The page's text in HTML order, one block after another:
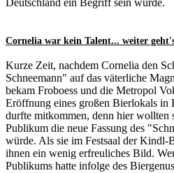
Deutschland ein Begriff sein würde.
Cornelia war kein Talent... weiter
Kurze Zeit, nachdem Cornelia den
Schneemann" auf das väterliche
bekam Froboess und die Metropol
Eröffnung eines großen Bierlokals in
durfte mitkommen, denn hier wollten
Publikum die neue Fassung des
würde. Als sie im Festsaal der Kindl-
ihnen ein wenig erfreuliches Bild.
Publikums hatte infolge des